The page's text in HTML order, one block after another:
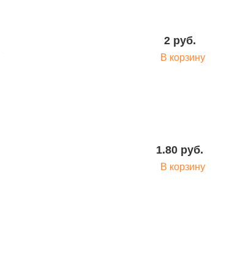
2 руб.
В корзину
1.80 руб.
В корзину